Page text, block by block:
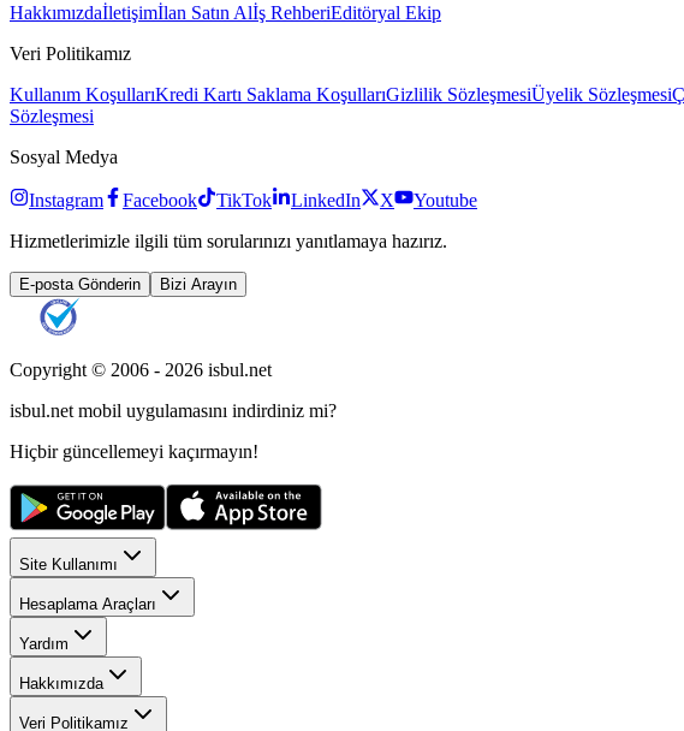
Hakkımızdaİletişimİlan Satın Alİş RehberiEditöryal Ekip
Veri Politikamız
Kullanım KoşullarıKredi Kartı Saklama KoşullarıGizlilik SözleşmesiÜyelik Sözleşmesi
Sözleşmesi
Sosyal Medya
Instagram Facebook TikTok LinkedIn X
Youtube
Hizmetlerimizle ilgili tüm sorularınızı yanıtlamaya hazırız.
E-posta Gönderin Bizi Arayın
Copyright © 2006 - 2026 isbul.net
isbul.net mobil uygulamasını indirdiniz mi?
Hiçbir güncellemeyi kaçırmayın!
Site Kullanımı
Hesaplama Araçları
Yardım
Hakkımızda
Veri Politikamız